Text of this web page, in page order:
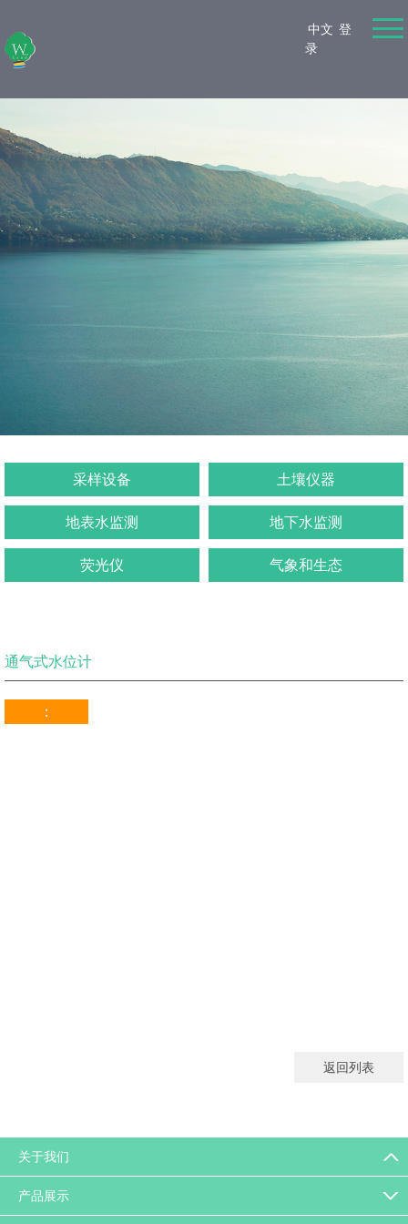
中文 登
录
采样设备 土壤仪器
地表水监测 地下水监测
荧光仪 气象和生态
通气式水位计
：
返回列表
关于我们
产品展示